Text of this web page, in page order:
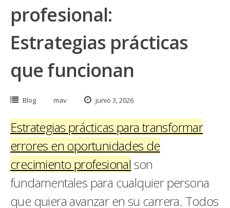
profesional:
Estrategias prácticas
que funcionan
Blog mav junio 3, 2026
Estrategias prácticas para transformar
errores en oportunidades de
crecimiento profesional son
fundamentales para cualquier persona
que quiera avanzar en su carrera. Todos